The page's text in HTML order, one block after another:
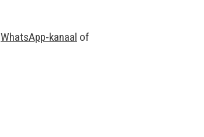
WhatsApp-kanaal of